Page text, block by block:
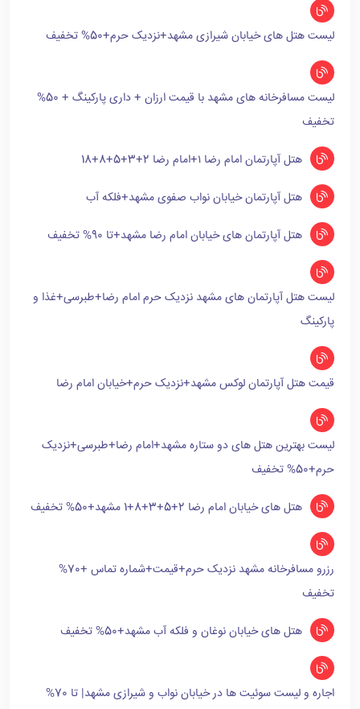
لیست هتل های خیابان شیرازی مشهد+نزدیک حرم+50% تخفیف
لیست مسافرخانه های مشهد با قیمت ارزان + داری پارکینگ + 50%
تخفیف
هتل آپارتمان امام رضا ۱+امام رضا 2+3+5+8+18
هتل آپارتمان خیابان نواب صفوی مشهد+فلکه آب
هتل آپارتمان های خیابان امام رضا مشهد+تا 90% تخفیف
لیست هتل آپارتمان های مشهد نزدیک حرم امام رضا+طبرسی+غذا و
پارکینگ
قیمت هتل آپارتمان لوکس مشهد+نزدیک حرم+خیابان امام رضا
لیست بهترین هتل های دو ستاره مشهد+امام رضا+طبرسی+نزدیک
حرم+50% تخفیف
هتل های خیابان امام رضا 2+5+3+8+1 مشهد+50% تخفیف
رزرو مسافرخانه مشهد نزدیک حرم+قیمت+شماره تماس +70%
تخفیف
هتل های خیابان نوغان و فلکه آب مشهد+50% تخفیف
اجاره و لیست سوئیت ها در خیابان نواب و شیرازی مشهد| تا 70%